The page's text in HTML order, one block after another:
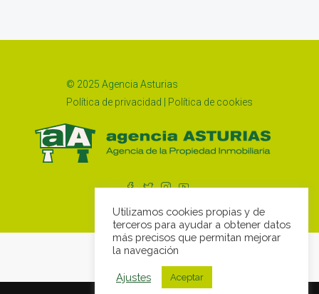
© 2025 Agencia Asturias
Política de privacidad
Política de cookies
Utilizamos cookies propias y de
terceros para ayudar a obtener datos
más precisos que permitan mejorar
la navegación
Ajustes Aceptar